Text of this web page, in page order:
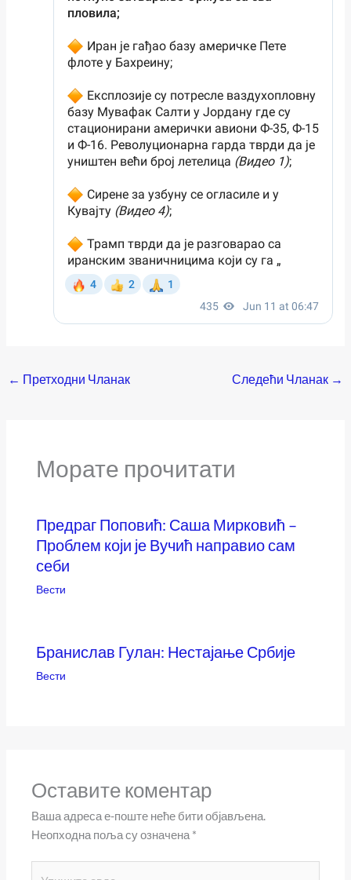
← Претходни Чланак Следећи Чланак →
Морате прочитати
Предраг Поповић: Саша Мирковић –
Проблем који је Вучић направио сам
себи
Вести
Бранислав Гулан: Нестајање Србије
Вести
Оставите коментар
Ваша адреса е-поште неће бити објављена.
Неопходна поља су означена *